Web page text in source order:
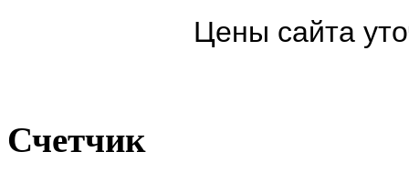
Цены сайта
Счетчик